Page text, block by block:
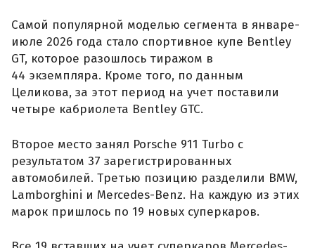
Самой популярной моделью сегмента в январе-
июле 2026 года стало спортивное купе Bentley
GT, которое разошлось тиражом в
44 экземпляра. Кроме того, по данным
Целикова, за этот период на учет поставили
четыре кабриолета Bentley GTC.
Второе место занял Porsche 911 Turbo с
результатом 37 зарегистрированных
автомобилей. Третью позицию разделили BMW,
Lamborghini и Mercedes-Benz. На каждую из этих
марок пришлось по 19 новых суперкаров.